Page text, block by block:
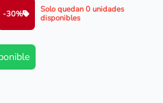
-30%
Solo quedan 0 unidades
disponibles